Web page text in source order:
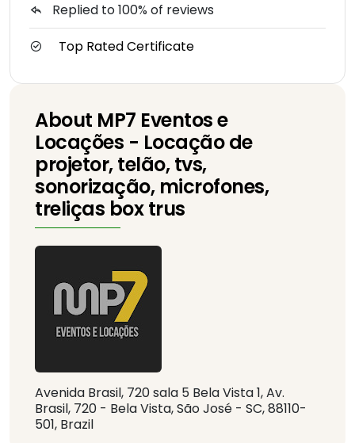
Replied to 100% of reviews
Top Rated Certificate
About MP7 Eventos e
Locações - Locação de
projetor, telão, tvs,
sonorização, microfones,
treliças box trus
Avenida Brasil, 720 sala 5 Bela Vista 1, Av.
Brasil, 720 - Bela Vista, São José - SC, 88110-
501, Brazil